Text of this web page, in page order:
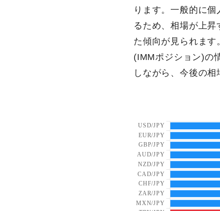
ります。一般的に
るため、相場が上
た傾向が見られま
(IMMポジション)の
しながら、今後の